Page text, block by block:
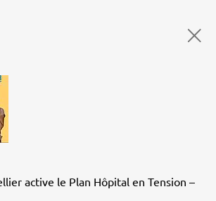
active le Plan Hôpital en Tension –